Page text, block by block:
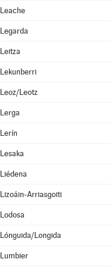
Leache
Legarda
Leitza
Lekunberri
Leoz/Leotz
Lerga
Lerín
Lesaka
Liédena
Lizoáin-Arriasgoiti
Lodosa
Lónguida/Longida
Lumbier